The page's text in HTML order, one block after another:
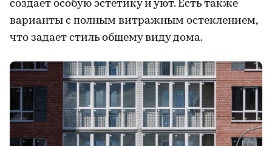
создает особую эстетику и уют. Есть также
варианты с полным витражным остеклением,
что задает стиль общему виду дома.